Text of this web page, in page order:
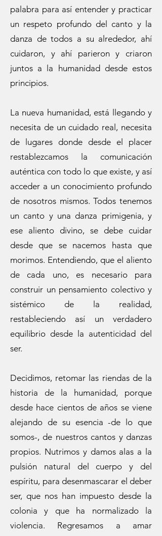
palabra para así entender y practicar
un respeto profundo del canto y la
danza de todos a su alrededor, ahí
cuidaron, y ahí parieron y criaron
juntos a la humanidad desde estos
principios.
La nueva humanidad, está llegando y
necesita de un cuidado real, necesita
de lugares donde desde el placer
restablezcamos la comunicación
auténtica con todo lo que existe, y así
acceder a un conocimiento profundo
de nosotros mismos. Todos tenemos
un canto y una danza primigenia, y
ese aliento divino, se debe cuidar
desde que se nacemos hasta que
morimos. Entendiendo, que el aliento
de cada uno, es necesario para
construir un pensamiento colectivo y
sistémico de la realidad,
restableciendo así un verdadero
equilibrio desde la autenticidad del
ser.
Decidimos, retomar las riendas de la
historia de la humanidad, porque
desde hace cientos de años se viene
alejando de su esencia -de lo que
somos-, de nuestros cantos y danzas
propios. Nutrimos y damos alas a la
pulsión natural del cuerpo y del
espíritu, para desenmascarar el deber
ser, que nos han impuesto desde la
colonia y que ha normalizado la
violencia. Regresamos a amar